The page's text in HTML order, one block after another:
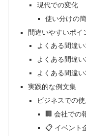
現代での変化
使い分けの
間違いやすいポイ
よくある間違
よくある間違
よくある間違
実践的な例文集
ビジネスでの使
🏢 会社での
📋 イベント